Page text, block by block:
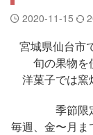
2020-11-15
宮城県仙台市
旬の果物を
洋菓子では窯
季節限
毎週、金〜月